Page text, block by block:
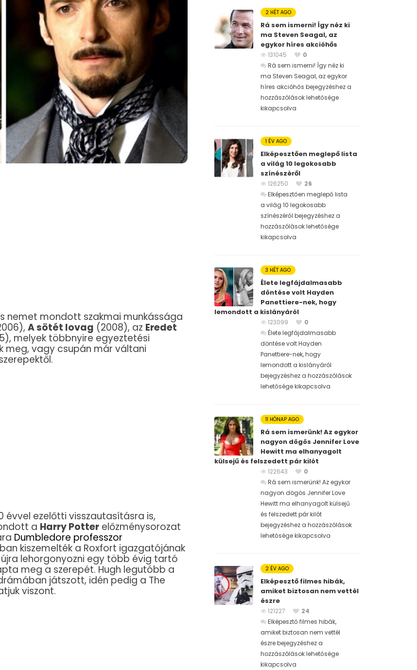
nemet mondott szakmai munkássága
A sötét lovag (2008), az Eredet
melyek többnyire egyeztetési
meg, vagy csupán már váltani
évvel ezelőtti visszautasításra is,
a Harry Potter előzménysorozat
Dumbledore professzor
kiszemelték a Roxfort igazgatójának
lehorgonyozni egy több évig tartó
meg a szerepét. Hugh legutóbb a
játszott, idén pedig a The
viszont.
2 HÉT AGO
Rá sem ismerni! Így néz ki
ma Steven Seagal, az
egykor híres akcióhős
131045
0
Rá sem ismerni! Így néz ki
ma Steven Seagal, az egykor
híres akcióhős bejegyzéshez a
hozzászólások lehetősége
kikapcsolva
1 ÉV AGO
Elképesztően meglepő lista
a világ 10 legokosabb
színészéről
126250
26
Elképesztően meglepő lista
a világ 10 legokosabb
színészéről bejegyzéshez a
hozzászólások lehetősége
kikapcsolva
3 HÉT AGO
Élete legfájdalmasabb
döntése volt Hayden
Panettiere-nek, hogy
lemondott a kislányáról
123099
0
Élete legfájdalmasabb
döntése volt Hayden
Panettiere-nek, hogy
lemondott a kislányáról
bejegyzéshez a hozzászólások
lehetősége kikapcsolva
11 HÓNAP AGO
Rá sem ismerünk! Az egykor
nagyon dögös Jennifer Love
Hewitt ma elhanyagolt
külsejű és felszedett pár kilót
122643
0
Rá sem ismerünk! Az egykor
nagyon dögös Jennifer Love
Hewitt ma elhanyagolt külsejű
és felszedett pár kilót
bejegyzéshez a hozzászólások
lehetősége kikapcsolva
2 ÉV AGO
Elképesztő filmes hibák,
amiket biztosan nem vettél
észre
121227
24
Elképesztő filmes hibák,
amiket biztosan nem vettél
észre bejegyzéshez a
hozzászólások lehetősége
kikapcsolva